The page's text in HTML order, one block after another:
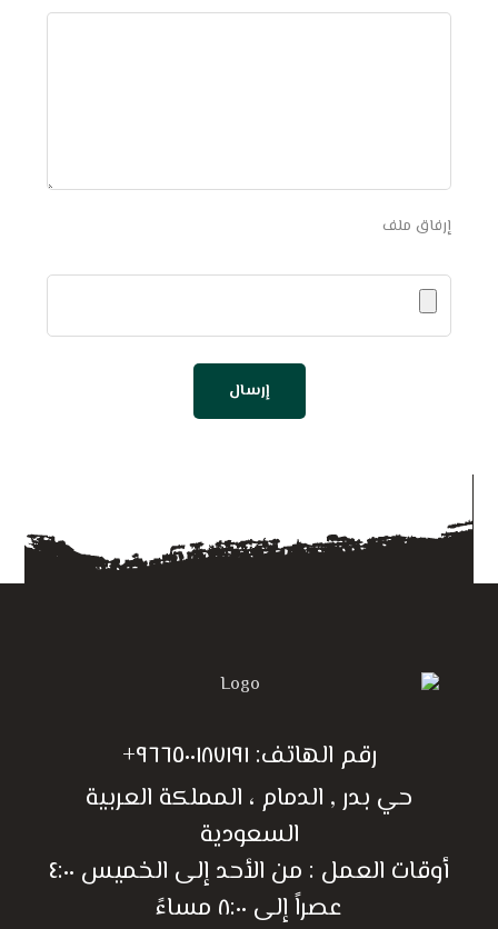
إرفاق ملف
إرسال
رقم الهاتف: ٩٦٦٥٠٠١٨٧١٩١+
حي بدر , الدمام ، المملكة العربية
السعودية
أوقات العمل : من الأحد إلى الخميس ٤:٠٠
عصراً إلى ٨:٠٠ مساءً